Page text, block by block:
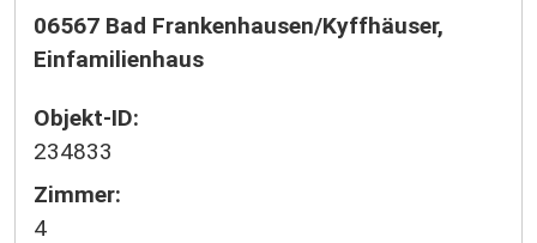
06567 Bad Frankenhausen/Kyffhäuser,
Einfamilienhaus
Objekt-ID:
234833
Zimmer:
4